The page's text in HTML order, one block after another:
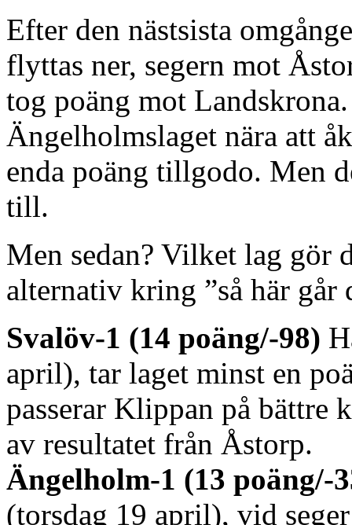
Efter den nästsista
flyttas ner, segern mot
tog poäng mot
Ängelholmslaget nära att
enda poäng tillgodo. Men
till.
Men sedan? Vilket lag gör
alternativ kring ”så här
Svalöv-1 (14 poäng/-98)
april), tar laget minst en
passerar Klippan på bättre
av resultatet från Åstorp.
Ängelholm-1 (13 poäng/-
(torsdag 19 april), vid